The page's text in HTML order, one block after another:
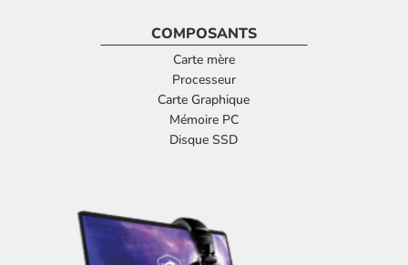
COMPOSANTS
Carte mère
Processeur
Carte Graphique
Mémoire PC
Disque SSD